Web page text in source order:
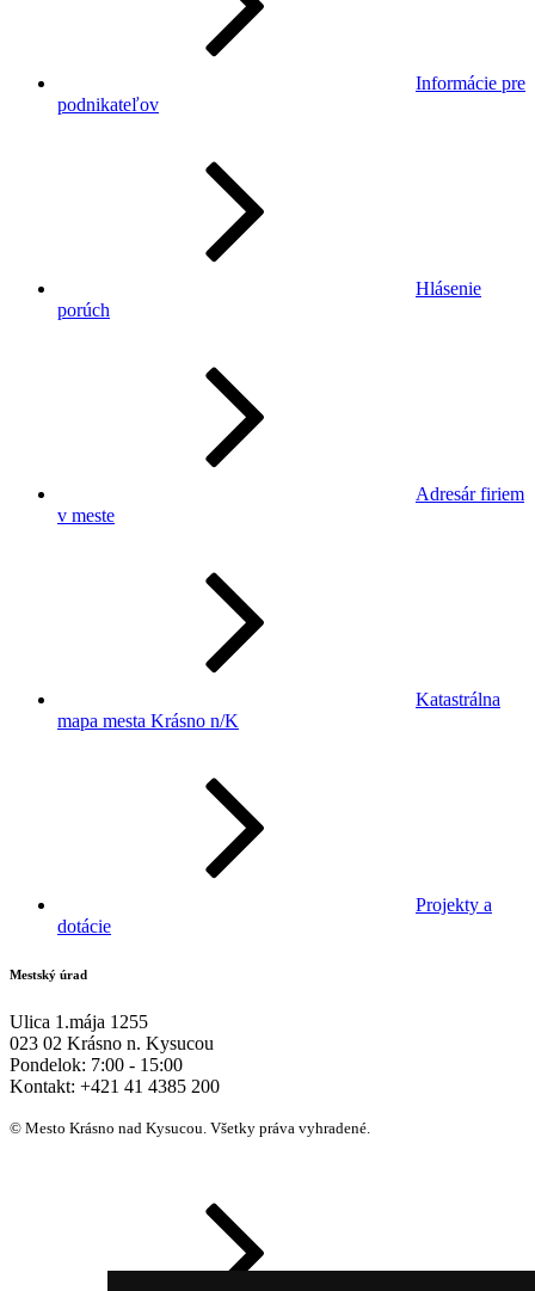
Informácie pre
podnikateľov
Hlásenie
porúch
Adresár firiem
v meste
Katastrálna
mapa mesta Krásno n/K
Projekty a
dotácie
Mestský úrad
Ulica 1.mája 1255
023 02 Krásno n. Kysucou
Pondelok: 7:00 - 15:00
Kontakt: +421 41 4385 200
© Mesto Krásno nad Kysucou. Všetky práva vyhradené.